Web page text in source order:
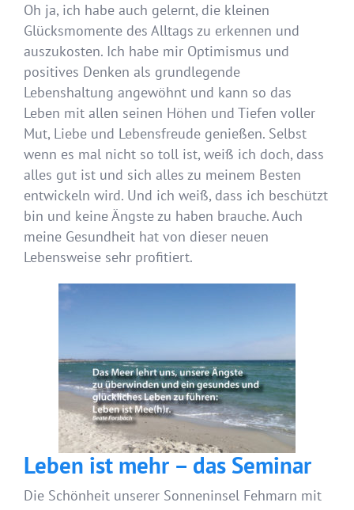
Oh ja, ich habe auch gelernt, die kleinen
Glücksmomente des Alltags zu erkennen und
auszukosten. Ich habe mir Optimismus und
positives Denken als grundlegende
Lebenshaltung angewöhnt und kann so das
Leben mit allen seinen Höhen und Tiefen voller
Mut, Liebe und Lebensfreude genießen. Selbst
wenn es mal nicht so toll ist, weiß ich doch, dass
alles gut ist und sich alles zu meinem Besten
entwickeln wird. Und ich weiß, dass ich beschützt
bin und keine Ängste zu haben brauche. Auch
meine Gesundheit hat von dieser neuen
Lebensweise sehr profitiert.
Leben ist mehr – das Seminar
Die Schönheit unserer Sonneninsel Fehmarn mit